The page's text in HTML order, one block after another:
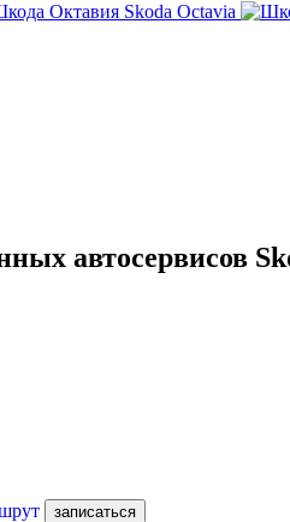
Skoda Octavia
автосервисов
записаться